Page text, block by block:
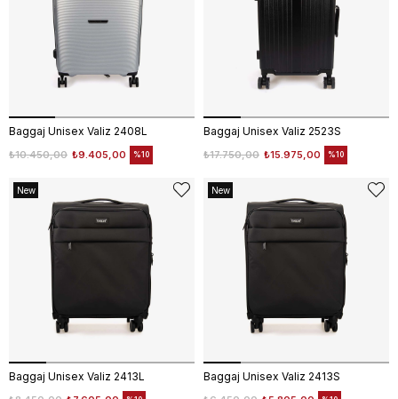
Baggaj Unisex Valiz 2408L
₺9.405,00
₺10.450,00 %10
Baggaj Unisex Valiz 2523S
₺15.975,00
₺17.750,00 %10
Baggaj Unisex Valiz 2413L
New
Baggaj Unisex Valiz 2413S
New